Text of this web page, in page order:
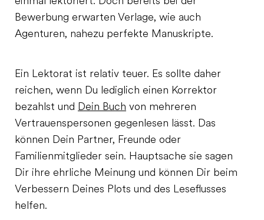
Bewerbung erwarten Verlage, wie auch
Agenturen, nahezu perfekte Manuskripte.
Ein Lektorat ist relativ teuer. Es sollte daher
reichen, wenn Du lediglich einen Korrektor
bezahlst und Dein Buch von mehreren
Vertrauenspersonen gegenlesen lässt. Das
können Dein Partner, Freunde oder
Familienmitglieder sein. Hauptsache sie sagen
Dir ihre ehrliche Meinung und können Dir beim
Verbessern Deines Plots und des Leseflusses
helfen.